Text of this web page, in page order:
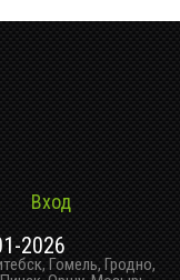
Вход
2026
Гомель, Гродно,